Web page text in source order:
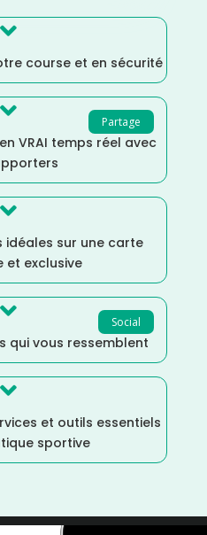

course et en sécurité
Partage

VRAI temps réel avec

idéales sur une carte
et exclusive
Social

qui vous ressemblent

et outils essentiels
sportive